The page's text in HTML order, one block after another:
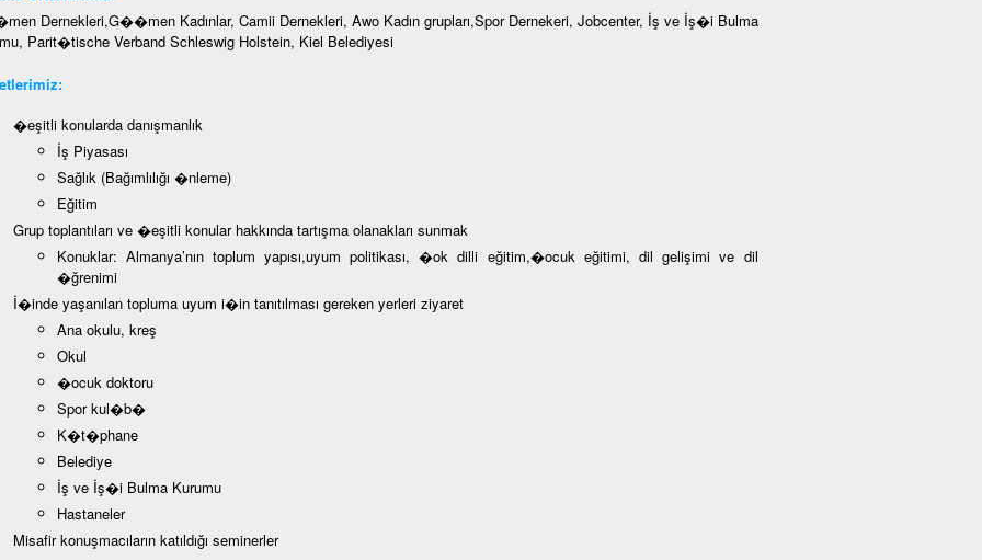
Dernekleri,G��men Kadınlar, Camii Dernekleri, Awo Kadın grupları,Spor Dernekeri, Jobcenter, İş ve İş�i Bulma
Parit�tische Verband Schleswig Holstein, Kiel Belediyesi
�eşitli konularda danışmanlık
İş Piyasası
Sağlık (Bağımlılığı �nleme)
Eğitim
Grup toplantıları ve �eşitli konular hakkında tartışma olanakları sunmak
Konuklar: Almanya’nın toplum yapısı,uyum politikası, �ok dilli eğitim,�ocuk eğitimi, dil gelişimi ve dil
�ğrenimi
İ�inde yaşanılan topluma uyum i�in tanıtılması gereken yerleri ziyaret
Ana okulu, kreş
Okul
�ocuk doktoru
Spor kul�b�
K�t�phane
Belediye
İş ve İş�i Bulma Kurumu
Hastaneler
Misafir konuşmacıların katıldığı seminerler